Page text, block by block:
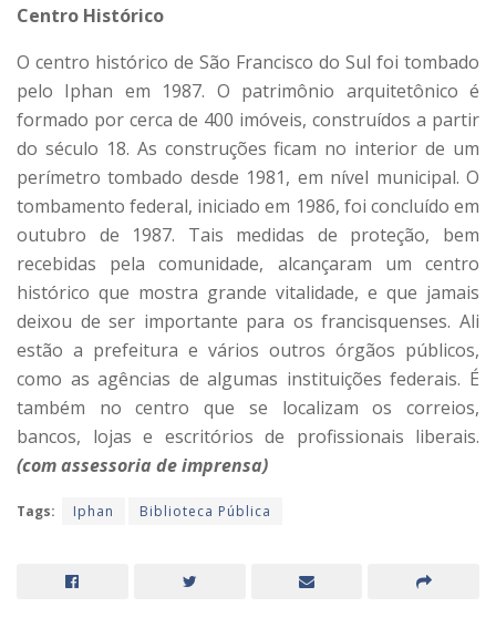
Centro Histórico
O centro histórico de São Francisco do Sul foi tombado
pelo Iphan em 1987. O patrimônio arquitetônico é
formado por cerca de 400 imóveis, construídos a partir
do século 18. As construções ficam no interior de um
perímetro tombado desde 1981, em nível municipal. O
tombamento federal, iniciado em 1986, foi concluído em
outubro de 1987. Tais medidas de proteção, bem
recebidas pela comunidade, alcançaram um centro
histórico que mostra grande vitalidade, e que jamais
deixou de ser importante para os francisquenses. Ali
estão a prefeitura e vários outros órgãos públicos,
como as agências de algumas instituições federais. É
também no centro que se localizam os correios,
bancos, lojas e escritórios de profissionais liberais.
(com assessoria de imprensa)
Tags: Iphan Biblioteca Pública